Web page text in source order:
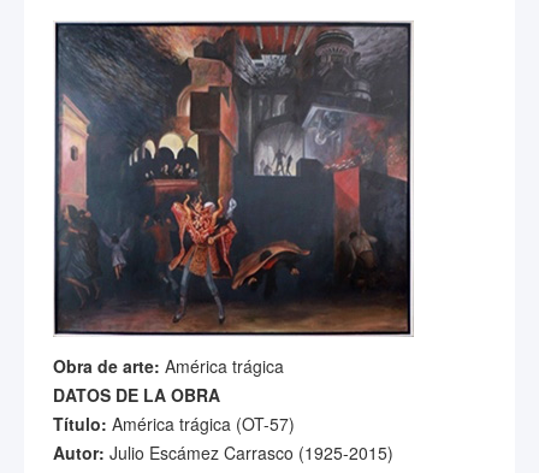
Obra de arte: América trágica
DATOS DE LA OBRA
Título: América trágica (OT-57)
Autor: Julio Escámez Carrasco (1925-2015)